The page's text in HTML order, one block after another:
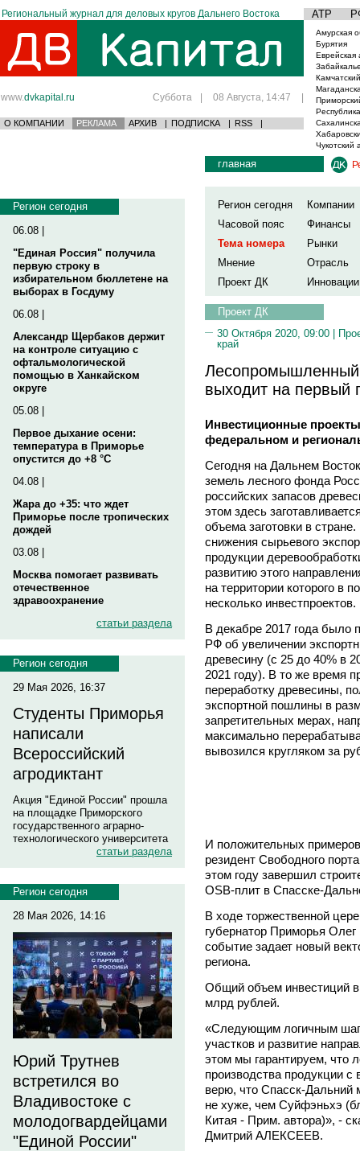
Региональный журнал для деловых кругов Дальнего Востока АТР
www.dvkapital.ru Суббота | 08 Августа, 14:47 |
О КОМПАНИИ РЕКЛАМА АРХИВ | ПОДПИСКА | RSS |
Амурская
Бурятия
Еврейская
Чукотский
Регион сегодня
06.08 |
"Единая Россия" получила
первую строку в
избирательном бюллетене на
выборах в Госдуму
06.08 |
Александр Щербаков держит
на контроле ситуацию с
офтальмологической
помощью в Ханкайском
округе
05.08 |
Первое дыхание осени:
температура в Приморье
опустится до +8 °C
04.08 |
Жара до +35: что ждет
Приморье после тропических
дождей
03.08 |
Москва помогает развивать
отечественное
здравоохранение
статьи раздела
Регион сегодня
29 Мая 2026, 16:37
Студенты Приморья
написали
Всероссийский
агродиктант
Акция "Единой России" прошла
на площадке Приморского
государственного аграрно-
технологического университета
статьи раздела
Регион сегодня
28 Мая 2026, 14:16
Юрий Трутнев
встретился во
Владивостоке с
молодогвардейцами
"Единой России"
главная
Регион сегодня
Компании
Часовой пояс
Финансы
Тема номера
Рынки
Мнение
Отрасль
Проект ДК
Инновации
Проект ДК
30 Октября 2020, 09:00 |
край
Лесопромышленный
выходит на первый
Инвестиционные
федеральном и
Сегодня на Дальнем
земель лесного фонда
российских запасов
этом здесь
объема заготовки в
снижения сырьевого
продукции
развитию этого
на территории которого в
несколько инвестпроектов.
В декабре 2017 года было
РФ об увеличении
древесину (с 25 до 40% в
2021 году). В то же время
переработку древесины,
экспортной пошлины в
запретительных мерах,
максимально
вывозился кругляком за
И положительных
резидент Свободного
этом году завершил
OSB-плит в Спасске-
В ходе торжественной
губернатор Приморья
событие задает новый
региона.
Общий объем инвестиций в
млрд рублей.
«Следующим логичным
участков и развитие
этом мы гарантируем, что
производства продукции
верю, что Спасск-Дальний
не хуже, чем Суйфэньхэ
Китая - Прим. автора)», -
Дмитрий АЛЕКСЕЕВ.